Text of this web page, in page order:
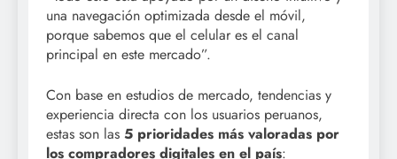
una navegación optimizada desde el móvil,
porque sabemos que el celular es el canal
principal en este mercado”.
Con base en estudios de mercado, tendencias y
experiencia directa con los usuarios peruanos,
estas son las 5 prioridades más valoradas por
los compradores digitales en el país: